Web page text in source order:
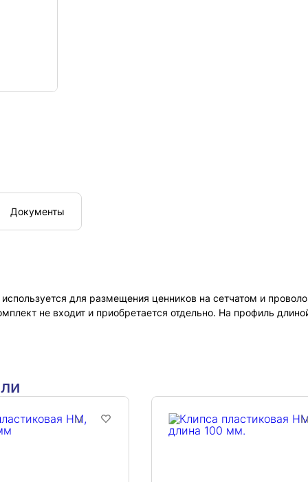
Документы
для размещения ценников на сетчатом и
не входит и приобретается отдельно. На профиль